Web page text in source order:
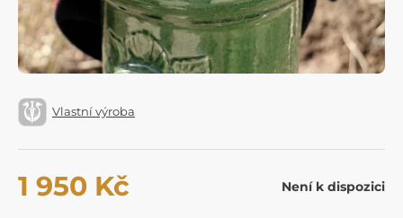
Vlastní výroba
1 950 Kč Není k dispozici